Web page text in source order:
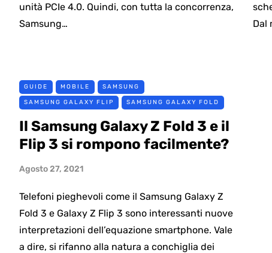
unità PCIe 4.0. Quindi, con tutta la concorrenza,
Samsung…
Dal
GUIDE MOBILE SAMSUNG
SAMSUNG GALAXY FLIP SAMSUNG GALAXY FOLD
Il Samsung Galaxy Z Fold 3 e il
Flip 3 si rompono facilmente?
Agosto 27, 2021
Telefoni pieghevoli come il Samsung Galaxy Z
Fold 3 e Galaxy Z Flip 3 sono interessanti nuove
interpretazioni dell’equazione smartphone. Vale
a dire, si rifanno alla natura a conchiglia dei